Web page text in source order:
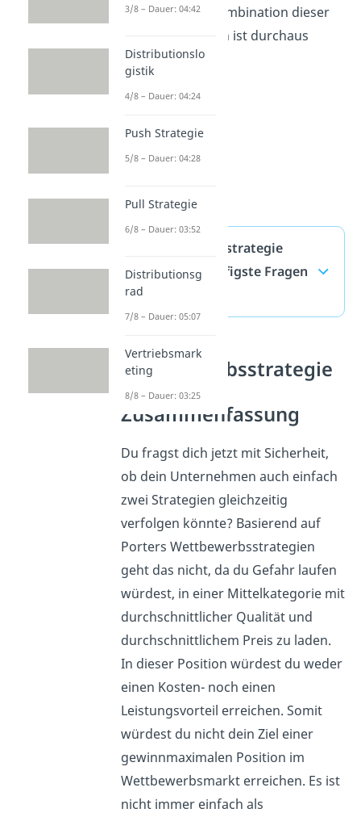
verfolgen. Die Kombination dieser
beiden Strategien ist durchaus
möglich.
Wettbewerbsstrategie
Porter — häufigste Fragen
(ausklappen)
Wettbewerbsstrategie
Porter
Zusammenfassung
Du fragst dich jetzt mit Sicherheit,
ob dein Unternehmen auch einfach
zwei Strategien gleichzeitig
verfolgen könnte? Basierend auf
Porters Wettbewerbsstrategien
geht das nicht, da du Gefahr laufen
würdest, in einer Mittelkategorie mit
durchschnittlicher Qualität und
durchschnittlichem Preis zu laden.
In dieser Position würdest du weder
einen Kosten- noch einen
Leistungsvorteil erreichen. Somit
würdest du nicht dein Ziel einer
gewinnmaximalen Position im
Wettbewerbsmarkt erreichen. Es ist
nicht immer einfach als
3/8 – Dauer: 04:42
Distributionslo
gistik
4/8 – Dauer: 04:24
Push Strategie
5/8 – Dauer: 04:28
Pull Strategie
6/8 – Dauer: 03:52
Distributionsg
rad
7/8 – Dauer: 05:07
Vertriebsmark
eting
8/8 – Dauer: 03:25